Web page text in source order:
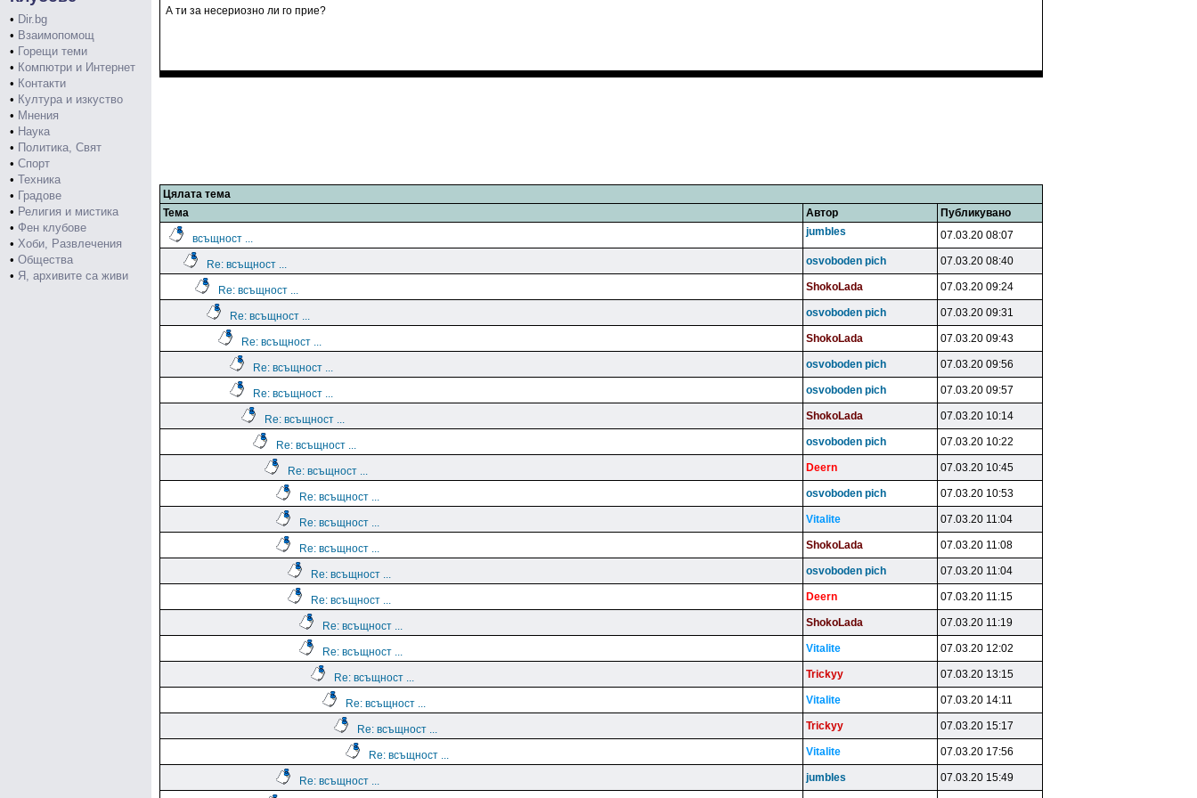
• Dir.bg
• Взаимопомощ
• Горещи теми
• Компютри и Интернет
• Контакти
• Култура и изкуство
• Мнения
• Наука
• Политика, Свят
• Спорт
• Техника
• Градове
• Религия и мистика
• Фен клубове
• Хоби, Развлечения
• Общества
• Я, архивите са живи
А ти за несериозно ли го прие?
Цялата тема
Тема
Автор Публикувано
всъщност ...
jumbles 07.03.20 08:07
Re: всъщност ... osvoboden pich 07.03.20 08:40
Re: всъщност ... ShokoLada 07.03.20 09:24
Re: всъщност ... osvoboden pich 07.03.20 09:31
Re: всъщност ... ShokoLada 07.03.20 09:43
Re: всъщност ... osvoboden pich 07.03.20 09:56
Re: всъщност ... osvoboden pich 07.03.20 09:57
Re: всъщност ... ShokoLada 07.03.20 10:14
Re: всъщност ... osvoboden pich 07.03.20 10:22
Re: всъщност ... Deern 07.03.20 10:45
Re: всъщност ... osvoboden pich 07.03.20 10:53
Re: всъщност ... Vitalite 07.03.20 11:04
Re: всъщност ... ShokoLada 07.03.20 11:08
Re: всъщност ... osvoboden pich 07.03.20 11:04
Re: всъщност ... Deern 07.03.20 11:15
Re: всъщност ... ShokoLada 07.03.20 11:19
Re: всъщност ... Vitalite 07.03.20 12:02
Re: всъщност ... Trickyy 07.03.20 13:15
Re: всъщност ... Vitalite 07.03.20 14:11
Re: всъщност ... Trickyy 07.03.20 15:17
Re: всъщност ... Vitalite 07.03.20 17:56
Re: всъщност ... jumbles 07.03.20 15:49